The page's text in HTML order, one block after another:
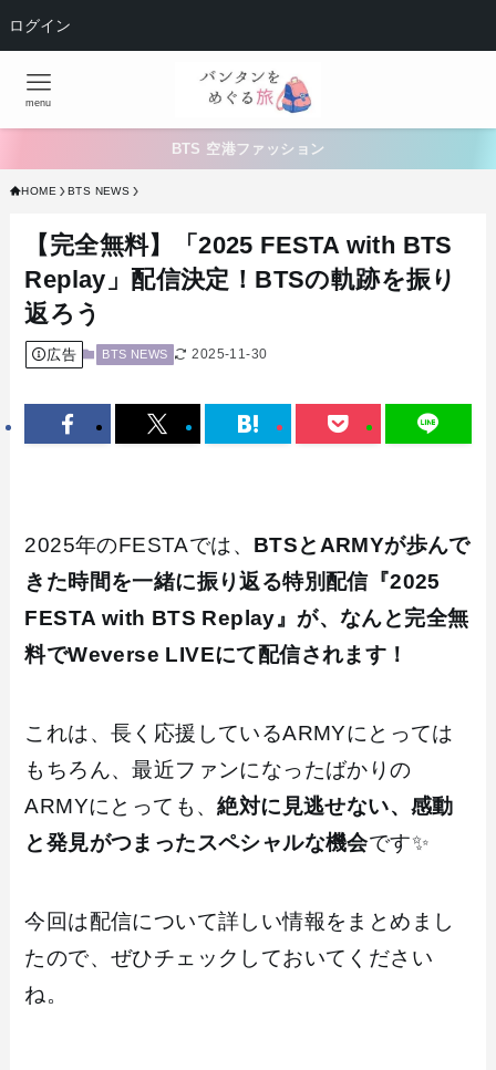
ログイン
menu
BTS 空港ファッション
HOME BTS NEWS
【完全無料】「2025 FESTA with BTS
Replay」配信決定！BTSの軌跡を振り
返ろう
広告 BTS NEWS 2025-11-30
2025年のFESTAでは、 BTSとARMYが歩んで
きた時間を一緒に振り返る特別配信『2025
FESTA with BTS Replay』が、なんと完全無
料でWeverse LIVEにて配信されます！
これは、長く応援しているARMYにとっては
もちろん、最近ファンになったばかりの
ARMYにとっても、絶対に見逃せない、感動
と発見がつまったスペシャルな機会です✨
今回は配信について詳しい情報をまとめまし
たので、ぜひチェックしておいてください
ね。